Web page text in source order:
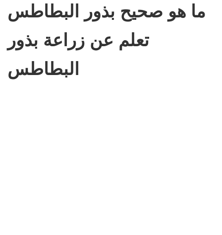
ما هو صحيح بذور البطاطس
تعلم عن زراعة بذور
البطاطس